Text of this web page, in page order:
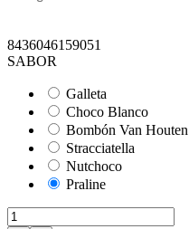
8436046159051
SABOR
Galleta
Choco Blanco
Bombón Van Houten
Stracciatella
Nutchoco
Praline